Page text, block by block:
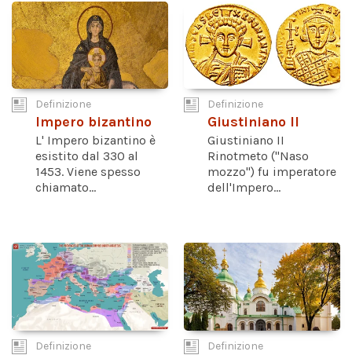
Definizione
Impero bizantino
L' Impero bizantino è
esistito dal 330 al
1453. Viene spesso
chiamato...
Definizione
Giustiniano II
Giustiniano II
Rinotmeto ("Naso
mozzo") fu imperatore
dell'Impero...
Definizione Definizione